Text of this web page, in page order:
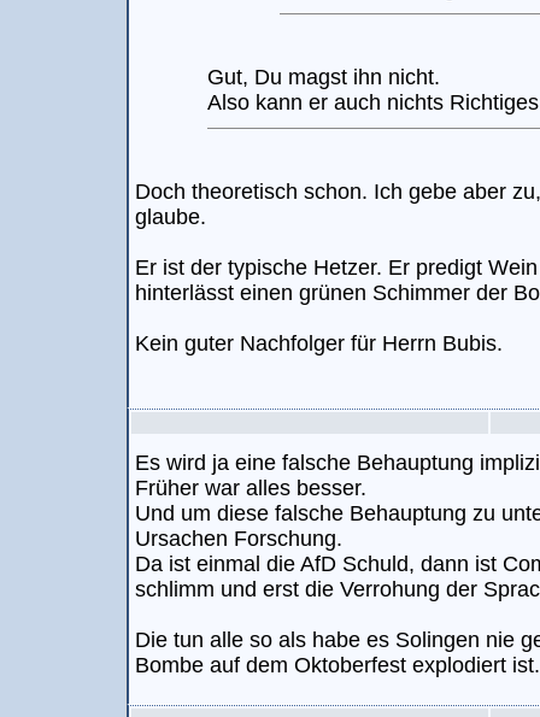
Gut, Du magst ihn nicht.
Also kann er auch nichts
Doch theoretisch schon. Ich gebe aber
glaube.
Er ist der typische Hetzer. Er predigt
hinterlässt einen grünen Schimmer der
Kein guter Nachfolger für Herrn Bubis.
Es wird ja eine falsche Behauptung
Früher war alles besser.
Und um diese falsche Behauptung zu
Ursachen Forschung.
Da ist einmal die AfD Schuld, dann ist
schlimm und erst die Verrohung der
Die tun alle so als habe es Solingen nie
Bombe auf dem Oktoberfest explodiert